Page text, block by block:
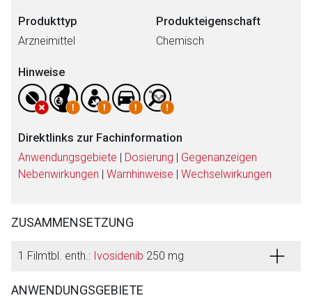
Produkttyp
Arzneimittel
Produkteigenschaft
Chemisch
Hinweise
Direktlinks zur Fachinformation
Anwendungsgebiete | Dosierung | Gegenanzeigen
Nebenwirkungen | Warnhinweise | Wechselwirkungen
ZUSAMMENSETZUNG
1 Filmtbl. enth.: Ivosidenib 250 mg
ANWENDUNGSGEBIETE